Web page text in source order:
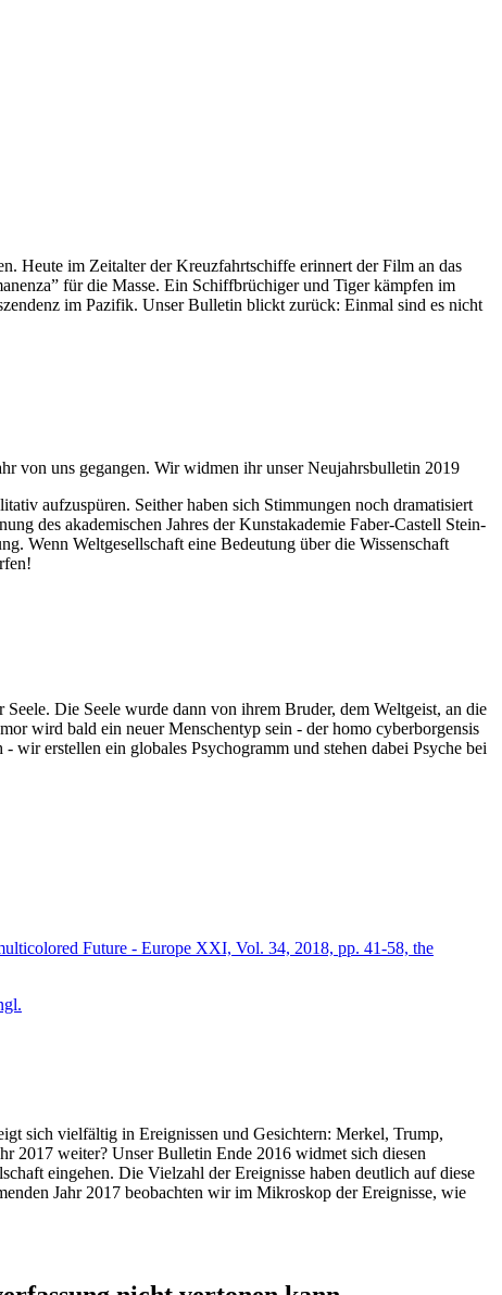
Heute im Zeitalter der Kreuzfahrtschiffe erinnert der Film an das
für die Masse. Ein Schiffbrüchiger und Tiger kämpfen im
im Pazifik. Unser Bulletin blickt zurück: Einmal sind es nicht
von uns gegangen. Wir widmen ihr unser Neujahrsbulletin 2019
aufzuspüren. Seither haben sich Stimmungen noch dramatisiert
des akademischen Jahres der Kunstakademie Faber-Castell Stein-
Wenn Weltgesellschaft eine Bedeutung über die Wissenschaft
Die Seele wurde dann von ihrem Bruder, dem Weltgeist, an die
wird bald ein neuer Menschentyp sein - der homo cyberborgensis
erstellen ein globales Psychogramm und stehen dabei Psyche bei
Future - Europe XXI, Vol. 34, 2018, pp. 41-58, the
sich vielfältig in Ereignissen und Gesichtern: Merkel, Trump,
2017 weiter? Unser Bulletin Ende 2016 widmet sich diesen
eingehen. Die Vielzahl der Ereignisse haben deutlich auf diese
Jahr 2017 beobachten wir im Mikroskop der Ereignisse, wie